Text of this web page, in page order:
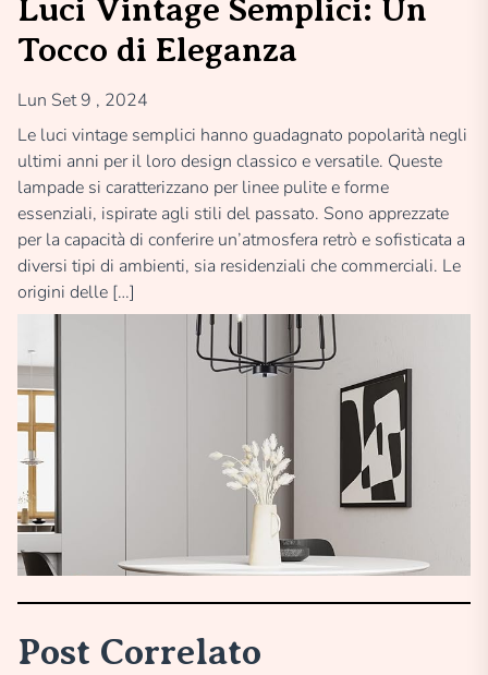
Luci Vintage Semplici: Un
Tocco di Eleganza
Lun Set 9 , 2024
Le luci vintage semplici hanno guadagnato popolarità negli
ultimi anni per il loro design classico e versatile. Queste
lampade si caratterizzano per linee pulite e forme
essenziali, ispirate agli stili del passato. Sono apprezzate
per la capacità di conferire un’atmosfera retrò e sofisticata a
diversi tipi di ambienti, sia residenziali che commerciali. Le
origini delle […]
Post Correlato